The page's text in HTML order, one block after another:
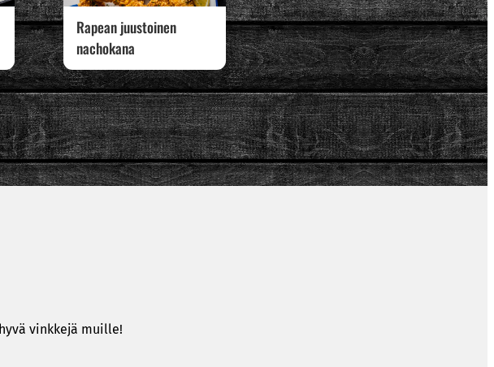
Rapean juustoinen
nachokana
vinkkejä muille!